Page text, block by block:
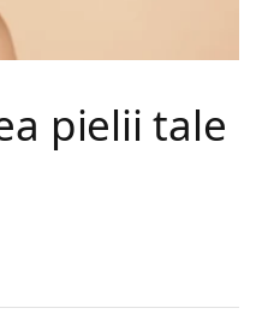
pielii tale